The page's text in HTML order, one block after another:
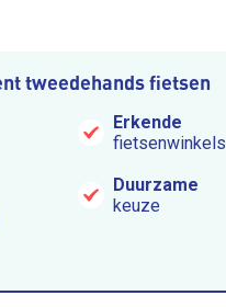
tweedehands fietsen
Erkende
fietsenwinkels
Duurzame
keuze